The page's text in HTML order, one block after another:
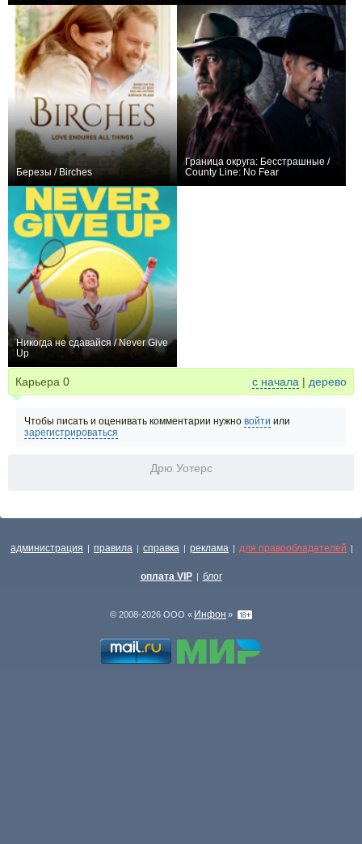
Березы / Birches
Граница округа: Бесстрашные /
County Line: No Fear
Никогда не сдавайся / Never Give
Up
Карьера 0 с начала | дерево
Чтобы писать и оценивать комментарии нужно войти или
зарегистрироваться
Дрю Уотерс
администрация | правила | справка | реклама | для правообладателей |
оплата VIP | блог
© 2008-2026 ООО « Инфон »